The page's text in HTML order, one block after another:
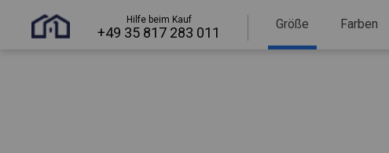
Hilfe beim Kauf
+49 35 817 283 011
Größe Farben